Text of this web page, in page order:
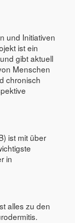
und Initiativen
ist ein
gibt aktuell
Menschen
chronisch
ist mit über
in
alles zu den